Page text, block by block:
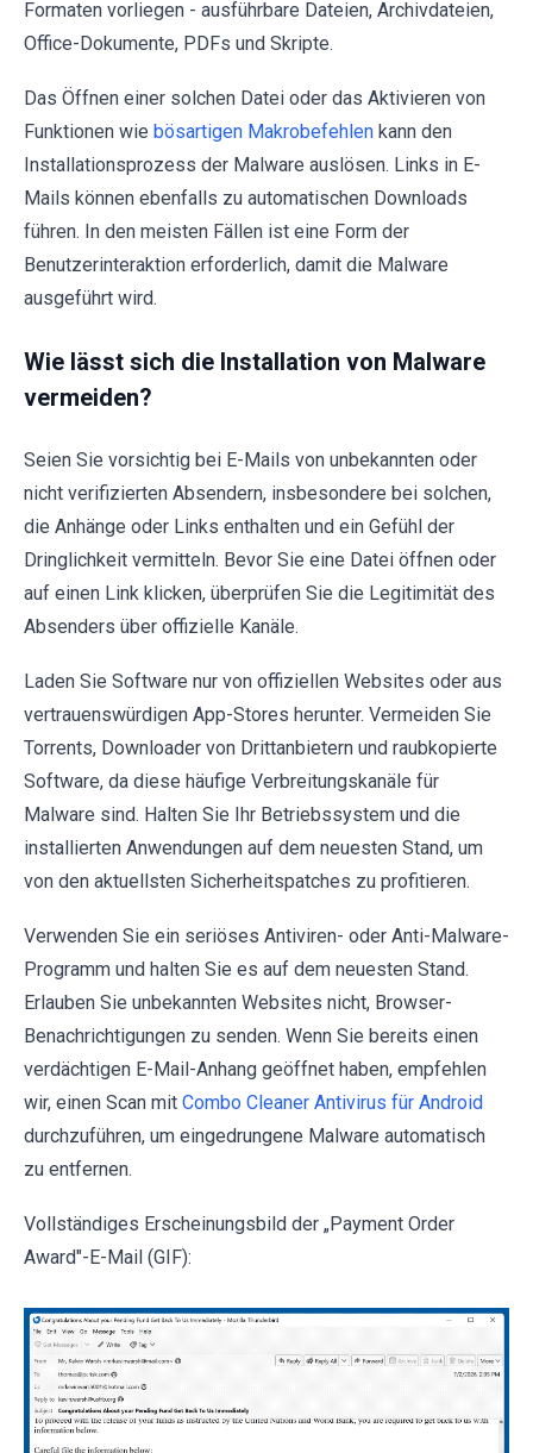
Formaten vorliegen - ausführbare Dateien, Archivdateien,
Office-Dokumente, PDFs und Skripte.
Das Öffnen einer solchen Datei oder das Aktivieren von
Funktionen wie bösartigen Makrobefehlen kann den
Installationsprozess der Malware auslösen. Links in E-
Mails können ebenfalls zu automatischen Downloads
führen. In den meisten Fällen ist eine Form der
Benutzerinteraktion erforderlich, damit die Malware
ausgeführt wird.
Wie lässt sich die Installation von Malware
vermeiden?
Seien Sie vorsichtig bei E-Mails von unbekannten oder
nicht verifizierten Absendern, insbesondere bei solchen,
die Anhänge oder Links enthalten und ein Gefühl der
Dringlichkeit vermitteln. Bevor Sie eine Datei öffnen oder
auf einen Link klicken, überprüfen Sie die Legitimität des
Absenders über offizielle Kanäle.
Laden Sie Software nur von offiziellen Websites oder aus
vertrauenswürdigen App-Stores herunter. Vermeiden Sie
Torrents, Downloader von Drittanbietern und raubkopierte
Software, da diese häufige Verbreitungskanäle für
Malware sind. Halten Sie Ihr Betriebssystem und die
installierten Anwendungen auf dem neuesten Stand, um
von den aktuellsten Sicherheitspatches zu profitieren.
Verwenden Sie ein seriöses Antiviren- oder Anti-Malware-
Programm und halten Sie es auf dem neuesten Stand.
Erlauben Sie unbekannten Websites nicht, Browser-
Benachrichtigungen zu senden. Wenn Sie bereits einen
verdächtigen E-Mail-Anhang geöffnet haben, empfehlen
wir, einen Scan mit Combo Cleaner Antivirus für Android
durchzuführen, um eingedrungene Malware automatisch
zu entfernen.
Vollständiges Erscheinungsbild der „Payment Order
Award"-E-Mail (GIF):